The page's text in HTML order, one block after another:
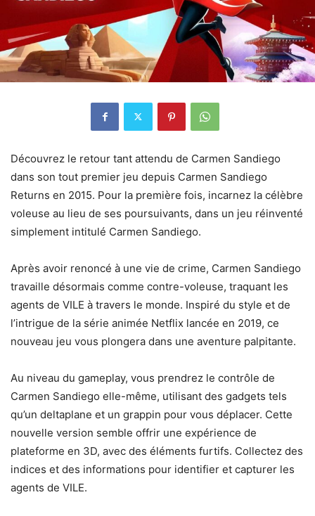
Découvrez le retour tant attendu de Carmen Sandiego
dans son tout premier jeu depuis Carmen Sandiego
Returns en 2015. Pour la première fois, incarnez la célèbre
voleuse au lieu de ses poursuivants, dans un jeu réinventé
simplement intitulé Carmen Sandiego.
Après avoir renoncé à une vie de crime, Carmen Sandiego
travaille désormais comme contre-voleuse, traquant les
agents de VILE à travers le monde. Inspiré du style et de
l’intrigue de la série animée Netflix lancée en 2019, ce
nouveau jeu vous plongera dans une aventure palpitante.
Au niveau du gameplay, vous prendrez le contrôle de
Carmen Sandiego elle-même, utilisant des gadgets tels
qu’un deltaplane et un grappin pour vous déplacer. Cette
nouvelle version semble offrir une expérience de
plateforme en 3D, avec des éléments furtifs. Collectez des
indices et des informations pour identifier et capturer les
agents de VILE.